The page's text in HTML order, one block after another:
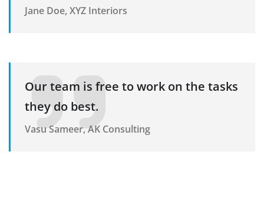
Jane Doe, XYZ Interiors
Our team is free to work on the tasks
they do best.
Vasu Sameer, AK Consulting